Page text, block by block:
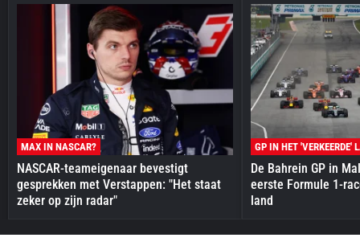
MAX IN NASCAR?
NASCAR-teameigenaar bevestigt
gesprekken met Verstappen: "Het staat
zeker op zijn radar"
GP IN HET 'VERKEERDE'
De Bahrein GP in
eerste Formule 1-
land